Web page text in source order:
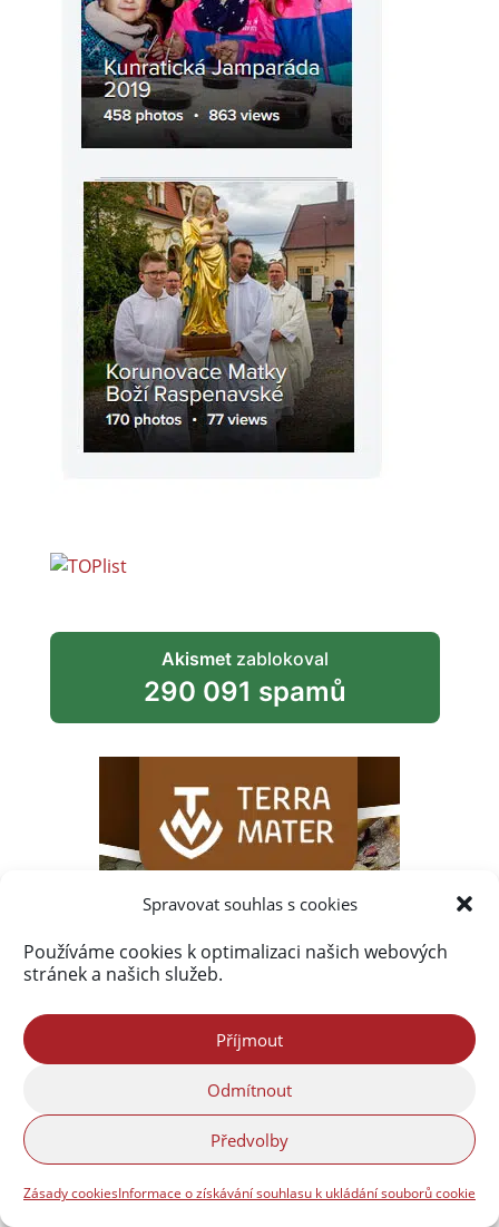
Spravovat souhlas s cookies
Používáme cookies k optimalizaci našich webových
stránek a našich služeb.
Příjmout
Odmítnout
Předvolby
Zásady cookiesInformace o získávání souhlasu k ukládání souborů cookie
Akismetzablokoval
290 091 spamů